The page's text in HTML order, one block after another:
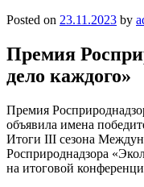
Posted on 23.11.2023 by
Премия
дело каждого»
Премия
объявила имена
Итоги III сезона
Росприроднадзора
на итоговой